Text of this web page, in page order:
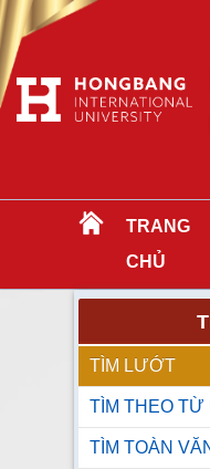
TRANG
CHỦ
TÌM LƯỚT
TÌM THEO TỪ
TÌM TOÀN